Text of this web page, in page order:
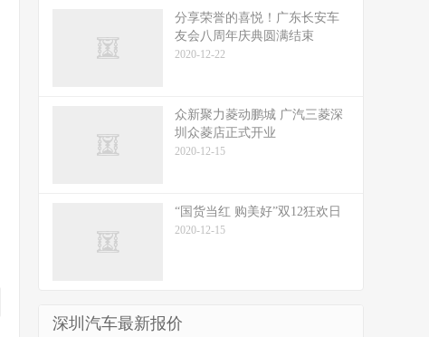
分享荣誉的喜悦！广东长安车
友会八周年庆典圆满结束
2020-12-22
众新聚力菱动鹏城 广汽三菱深
圳众菱店正式开业
2020-12-15
“国货当红 购美好”双12狂欢日
2020-12-15
深圳汽车最新报价